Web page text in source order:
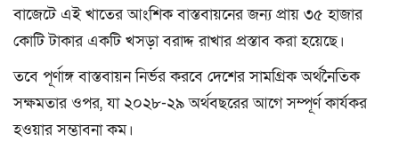
বাজেটে এই খাতের আংশিক বাস্তবায়নের জন্য প্রায় ৩৫ হাজার
কোটি টাকার একটি খসড়া বরাদ্দ রাখার প্রস্তাব করা হয়েছে।
তবে পূর্ণাঙ্গ বাস্তবায়ন নির্ভর করবে দেশের সামগ্রিক অর্থনৈতিক
সক্ষমতার ওপর, যা ২০২৮-২৯ অর্থবছরের আগে সম্পূর্ণ কার্যকর
হওয়ার সম্ভাবনা কম।